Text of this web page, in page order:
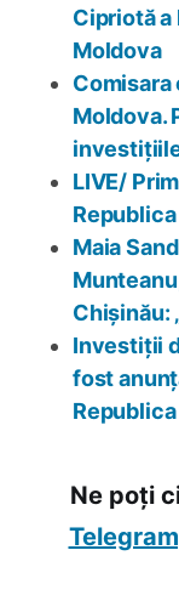
Cipriotă a
Moldova
Comisara
Moldova.
LIVE/
Maia
Chișinău:
Investiții
fost
Ne poți